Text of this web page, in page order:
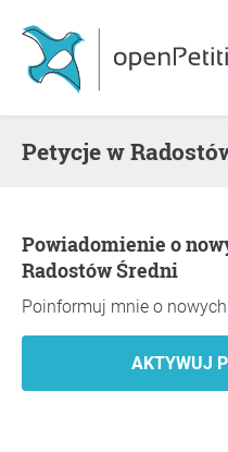
Petycje w
Powiadomienie o nowych petycjach w
Radostów Średni
Poinformuj mnie o